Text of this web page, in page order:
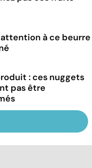
à ce beurre
: ces nuggets
pas être